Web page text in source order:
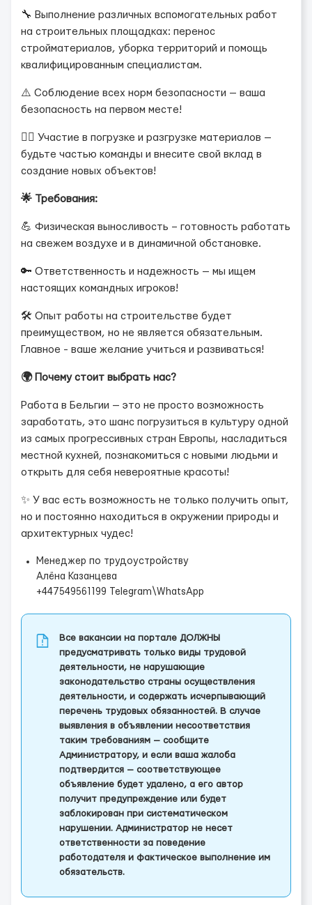
🔧 Выполнение различных вспомогательных работ
на строительных площадках: перенос
стройматериалов, уборка территорий и помощь
квалифицированным специалистам.
⚠️ Соблюдение всех норм безопасности — ваша
безопасность на первом месте!
👷‍♂️ Участие в погрузке и разгрузке материалов —
будьте частью команды и внесите свой вклад в
создание новых объектов!
🌟 Требования:
💪 Физическая выносливость – готовность работать
на свежем воздухе и в динамичной обстановке.
🔑 Ответственность и надежность — мы ищем
настоящих командных игроков!
🛠️ Опыт работы на строительстве будет
преимуществом, но не является обязательным.
Главное - ваше желание учиться и развиваться!
🌍 Почему стоит выбрать нас?
Работа в Бельгии — это не просто возможность
заработать, это шанс погрузиться в культуру одной
из самых прогрессивных стран Европы, насладиться
местной кухней, познакомиться с новыми людьми и
открыть для себя невероятные красоты!
✨ У вас есть возможность не только получить опыт,
но и постоянно находиться в окружении природы и
архитектурных чудес!
Менеджер по трудоустройству
Алёна Казанцева
+447549561199 Telegram\WhatsApp
Все вакансии на портале ДОЛЖНЫ
предусматривать только виды трудовой
деятельности, не нарушающие
законодательство страны осуществления
деятельности, и содержать исчерпывающий
перечень трудовых обязанностей. В случае
выявления в объявлении несоответствия
таким требованиям — сообщите
Администратору, и если ваша жалоба
подтвердится — соответствующее
объявление будет удалено, а его автор
получит предупреждение или будет
заблокирован при систематическом
нарушении. Администратор не несет
ответственности за поведение
работодателя и фактическое выполнение им
обязательств.